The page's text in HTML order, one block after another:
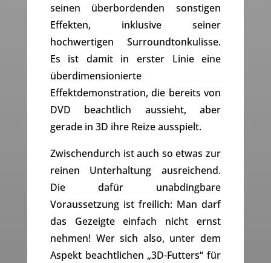
seinen überbordenden sonstigen
Effekten, inklusive seiner
hochwertigen Surroundtonkulisse.
Es ist damit in erster Linie eine
überdimensionierte
Effektdemonstration, die bereits von
DVD beachtlich aussieht, aber
gerade in 3D ihre Reize ausspielt.
Zwischendurch ist auch so etwas zur
reinen Unterhaltung ausreichend.
Die dafür unabdingbare
Voraussetzung ist freilich: Man darf
das Gezeigte einfach nicht ernst
nehmen! Wer sich also, unter dem
Aspekt beachtlichen „3D-Futters“ für